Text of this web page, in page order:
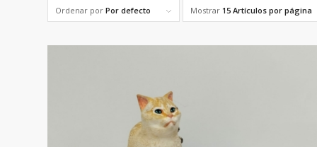
Ordenar por Por defecto Mostrar 15 Artículos por página